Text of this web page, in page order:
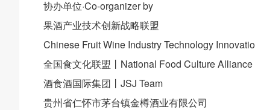
协办单位·Co-organizer by
果酒产业技术创新战略联盟
Chinese Fruit Wine Industry Technology
全国食文化联盟丨National Food Culture Alliance
酒食酒国际集团丨JSJ Team
贵州省仁怀市茅台镇金樽酒业有限公司